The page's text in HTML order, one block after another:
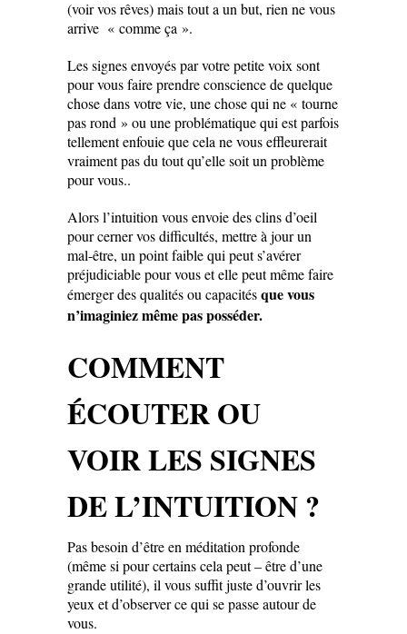
(voir vos rêves) mais tout a un but, rien ne vous
arrive « comme ça ».
Les signes envoyés par votre petite voix sont
pour vous faire prendre conscience de quelque
chose dans votre vie, une chose qui ne « tourne
pas rond » ou une problématique qui est parfois
tellement enfouie que cela ne vous effleurerait
vraiment pas du tout qu’elle soit un problème
pour vous..
Alors l’intuition vous envoie des clins d’oeil
pour cerner vos difficultés, mettre à jour un
mal-être, un point faible qui peut s’avérer
préjudiciable pour vous et elle peut même faire
émerger des qualités ou capacitésque vous
n’imaginiez même pas posséder.
COMMENT
ÉCOUTER OU
VOIR LES SIGNES
DE L’INTUITION ?
Pas besoin d’être en méditation profonde
(même si pour certains cela peut – être d’une
grande utilité), il vous suffit juste d’ouvrir les
yeux et d’observer ce qui se passe autour de
vous.